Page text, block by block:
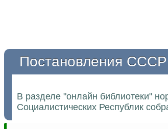
Постановления
В разделе "онлайн библиотеки"
Социалистических Республик